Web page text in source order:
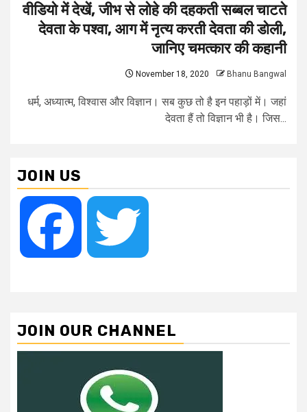
वीडियो में देखें, जीभ से लोहे की दहकती सब्बल चाटते
देवता के पश्वा, आग में नृत्य करती देवता की डोली,
जानिए चमत्कार की कहानी
November 18, 2020 Bhanu Bangwal
धर्म, अध्यात्म, विश्वास और विज्ञान। सब कुछ तो है इन पहाड़ों में। जहां
देवता हैं तो विज्ञान भी है। जिस...
JOIN US
Facebook
JOIN OUR CHANNEL